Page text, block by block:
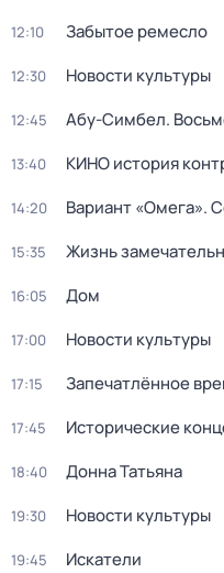
12:10 Забытое ремесло
12:30 Новости культуры
12:45 Абу-Симбел.
13:40 КИНО история
14:20 Вариант «Омега».
15:35 Жизнь
16:05 Дом
17:00 Новости культуры
17:15 Запечатлённое
17:45 Исторические
18:40 Донна Татьяна
19:30 Новости культуры
19:45 Искатели